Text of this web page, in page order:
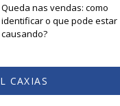
Queda nas vendas: como
identificar o que pode estar
causando?
CAXIAS